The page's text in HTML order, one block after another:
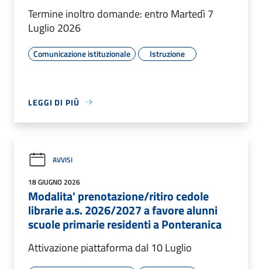
Termine inoltro domande: entro Martedì 7
Luglio 2026
Comunicazione istituzionale Istruzione
LEGGI DI PIÙ
AVVISI
18 GIUGNO 2026
Modalita' prenotazione/ritiro cedole
librarie a.s. 2026/2027 a favore alunni
scuole primarie residenti a Ponteranica
Attivazione piattaforma dal 10 Luglio